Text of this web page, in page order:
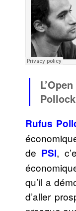
Rufus
de PSI,
qu’il a
d’aller